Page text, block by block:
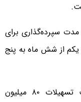
مدت سپرده‌گذاری برای
از شش ماه به پنج
هم‌اکنون متقاضیانی که خواهان دریافت تسهیلات ۸۰ میلیون